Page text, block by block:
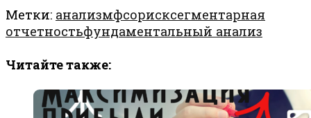
Метки: анализмфсорисксегментарная
отчетностьфундаментальный анализ
Читайте также: